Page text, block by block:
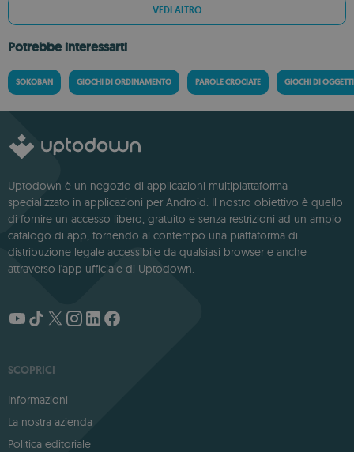
VEDI ALTRO
Potrebbe interessarti
SOKOBAN GIOCHI DI ORDINAMENTO PAROLE CROCIATE GIOCHI DI
Uptodown è un negozio di applicazioni multipiattaforma
specializzato in applicazioni per Android. Il nostro obiettivo è quello
di fornire un accesso libero, gratuito e senza restrizioni ad un ampio
catalogo di app, fornendo al contempo una piattaforma di
distribuzione legale accessibile da qualsiasi browser e anche
attraverso l'app ufficiale di Uptodown.
SCOPRICI
Informazioni
La nostra azienda
Politica editoriale